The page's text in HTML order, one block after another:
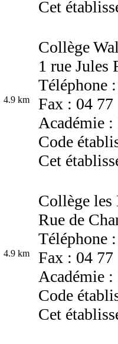
Cet
4.9 km
Collège
1 rue Jules
Téléphone
Fax : 04 77
Académie
Code
Cet
4.9 km
Collège les
Rue de
Téléphone
Fax : 04 77
Académie
Code
Cet